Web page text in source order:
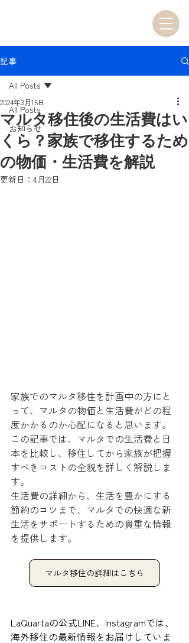
記事
All Posts
お知らせ
All Posts
マルタ移住後の生活費はい
くら？家族で移住するため
の物価・生活費を解説
2024年3月15日
更新日： 4月22日
家族でのマルタ移住を計画中の方にと
って、マルタの物価と生活費がどの程
度かかるのか心配になると思います。
この記事では、マルタでの生活費と日
本を比較し、移住してから家族が把握
すべきコストの全貌を詳しく解説しま
す。
生活費の詳細から、生活を豊かにする
節約のコツまで、マルタでの快適な新
生活をサポートするための貴重な情報
を提供します。
マルタ移住の詳細はこちら
LaQuartaの公式LINE、Instagramでは、
海外移住の最新情報をお届けしていま